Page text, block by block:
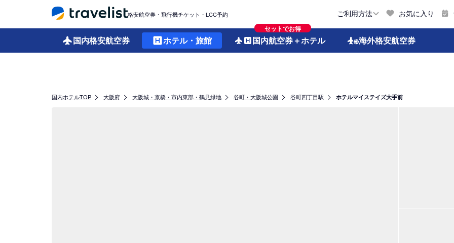
格安航空券・飛行機チケット・LCC予約 ご利用方法 お気に入り
国内格安航空券 ホテル・旅館
セットでお得
国内航空券＋ホテル 海外格安航空券
国内ホテルTOP 大阪府 大阪城・京橋・市内東部・鶴見緑地 谷町・大阪城公園 谷町四丁目駅 ホテルマイステイズ大手前